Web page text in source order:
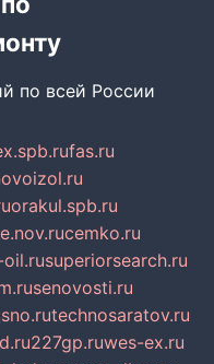
по всей России
fas.ru
orakul.spb.ru
cemko.ru
superiorsearch.ru
senovosti.ru
technosaratov.ru
227gp.ruwes-ex.ru